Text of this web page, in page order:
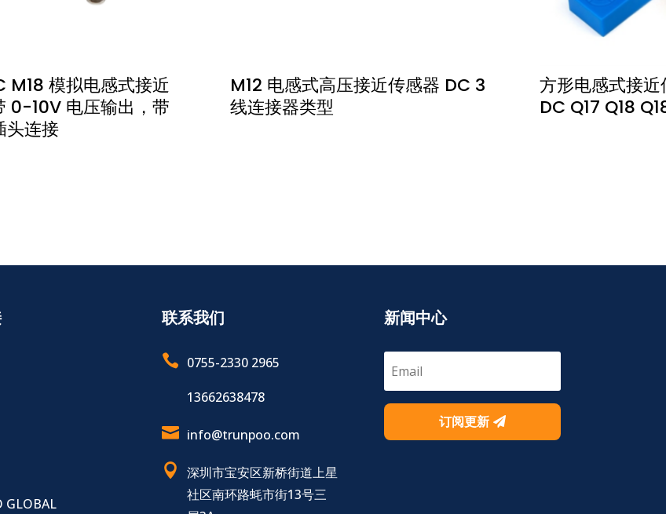
M18 模拟电感式接近
0-10V 电压输出，带
头连接
M12 电感式高压接近传感器 DC 3
线连接器类型
方形电感式接
DC Q17 Q18
GLOBAL
联系我们
 0755-2330 2965
13662638478
 info@trunpoo.com
 深圳市宝安区新桥街道上星
社区南环路蚝市街13号三
新闻中心
订阅更新